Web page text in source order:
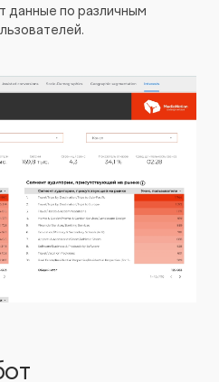
данные по различным